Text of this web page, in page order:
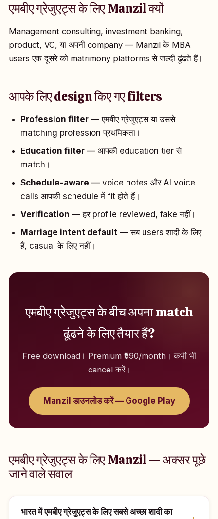
एमबीए ग्रेजुएट्स के लिए Manzil क्यों
Management consulting, investment banking,
product, VC, या अपनी company — Manzil के MBA
users एक दूसरे को matrimony platforms से जल्दी ढूंढते हैं।
आपके लिए design किए गए filters
Profession filter — एमबीए ग्रेजुएट्स या उससे
matching profession प्रथमिकता।
Education filter — आपकी education tier से
match।
Schedule-aware — voice notes और AI voice
calls आपकी schedule में fit होते हैं।
Verification — हर profile reviewed, fake नहीं।
Marriage intent default — सब users शादी के लिए
हैं, casual के लिए नहीं।
एमबीए ग्रेजुएट्स के बीच अपना match
ढूंढने के लिए तैयार हैं?
Free download। Premium ₹590/month। कभी भी
cancel करें।
Manzil डाउनलोड करें — Google Play
एमबीए ग्रेजुएट्स के लिए Manzil — अक्सर पूछे
जाने वाले सवाल
भारत में एमबीए ग्रेजुएट्स के लिए सबसे अच्छा शादी का